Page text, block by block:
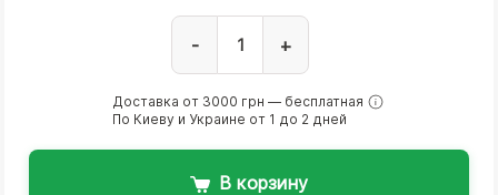
- +
Доставка от 3000 грн — бесплатная
По Киеву и Украине от 1 до 2 дней
В корзину